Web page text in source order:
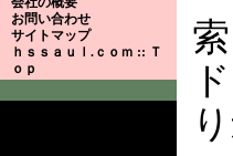
お問い合わせ
サイトマップ
ｈｓｓａｕｌ.ｃｏｍ :: Ｔ
ｏｐ